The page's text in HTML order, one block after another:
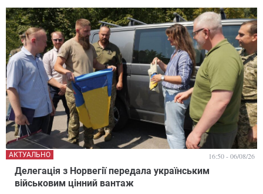
Делегація з Норвегії передала українським
військовим цінний вантаж
АКТУАЛЬНО 16:50 - 06/08/26